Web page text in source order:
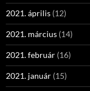
2021. április (12)
2021. március (14)
2021. február (16)
2021. január (15)